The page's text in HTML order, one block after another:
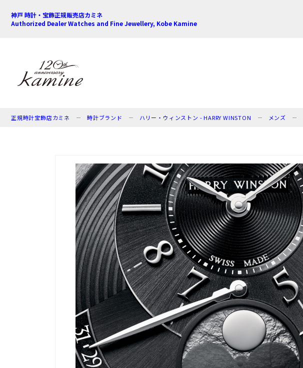
神戸 時計・宝飾正規販売店カミネ
Authorized Dealer Watches and Fine Jewellery, Kobe Kamine
正規時計宝飾店カミネ 時計ブランド ハリー・ウィンストン - HARRY WINSTON メンズ